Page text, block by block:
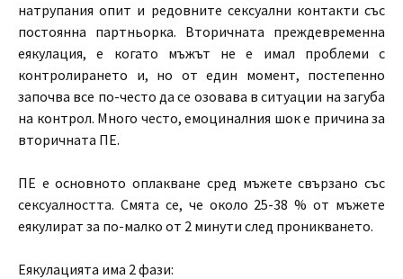
натрупания опит и редовните сексуални контакти със
постоянна партньорка. Вторичната преждевременна
еякулация, е когато мъжът не е имал проблеми с
контролирането и, но от един момент, постепенно
започва все по-често да се озовава в ситуации на загуба
на контрол. Много често, емоциналния шок е причина за
вторичната ПЕ.
ПЕ е основното оплакване сред мъжете свързано със
сексуалността. Смята се, че около 25-38 % от мъжете
еякулират за по-малко от 2 минути след проникването.
Еякулацията има 2 фази: